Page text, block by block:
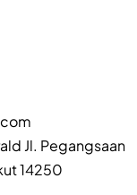
Jl. Pegangsaan
14250